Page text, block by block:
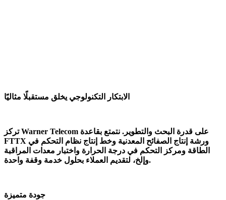
الابتكار التكنولوجي يخلق مستقبلًا مثاليًا
تركز Warner Telecom على قدرة البحث والتطوير. نتمتع بقاعدة
FTTX ورشة إنتاج الصفائح المعدنية وخط إنتاج نظام التحكم في
الطاقة ومركز التحكم في درجة الحرارة واختبار معدات المراقبة
وإلخ، لتقديم العملاء بحلول خدمة وقفة واحدة.
جودة متميزة